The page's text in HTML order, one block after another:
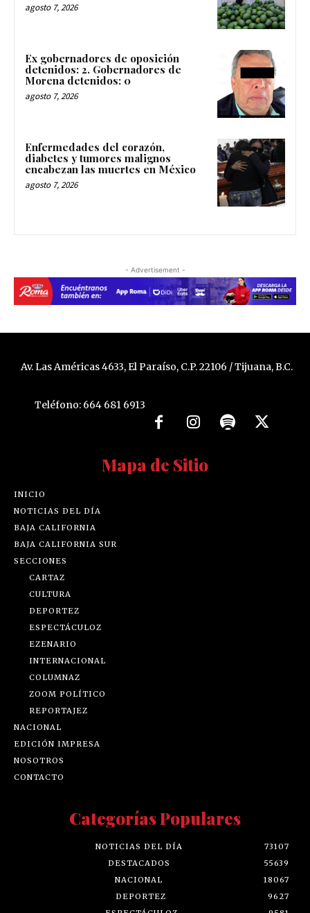
agosto 7, 2026
Ex gobernadores de oposición
detenidos: 2. Gobernadores de
Morena detenidos: 0
agosto 7, 2026
Enfermedades del corazón,
diabetes y tumores malignos
encabezan las muertes en México
agosto 7, 2026
- Advertisement -
Av. Las Américas 4633, El Paraíso, C.P. 22106 / Tijuana, B.C.
Teléfono: 664 681 6913
Mapa de Sitio
INICIO
NOTICIAS DEL DÍA
BAJA CALIFORNIA
BAJA CALIFORNIA SUR
SECCIONES
CARTAZ
CULTURA
DEPORTEZ
ESPECTÁCULOZ
EZENARIO
INTERNACIONAL
COLUMNAZ
ZOOM POLÍTICO
REPORTAJEZ
NACIONAL
EDICIÓN IMPRESA
NOSOTROS
CONTACTO
Categorías Populares
NOTICIAS DEL DÍA
73107
DESTACADOS
55639
NACIONAL
18067
DEPORTEZ
9627